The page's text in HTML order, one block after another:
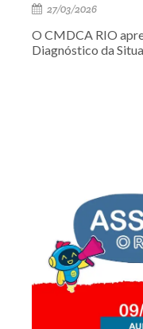
27/03/2026
O CMDCA RIO
Diagnóstico da